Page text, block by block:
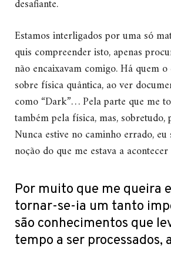
desafiante.
Estamos interligados por uma só
quis compreender isto, apenas
não encaixavam comigo. Há quem
sobre física quântica, ao ver
como “Dark”… Pela parte que me
também pela física, mas, sobretudo,
Nunca estive no caminho errado,
noção do que me estava a
Por muito que me queira
tornar-se-ia um tanto
são conhecimentos que
tempo a ser processados,